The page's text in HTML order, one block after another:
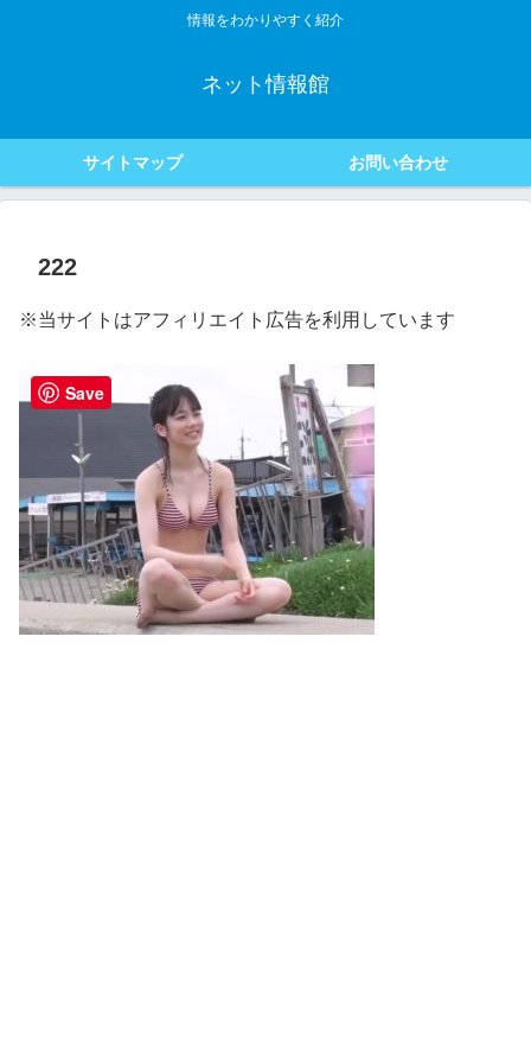
情報をわかりやすく紹介
ネット情報館
サイトマップ お問い合わせ
222
※当サイトはアフィリエイト広告を利用しています
Save